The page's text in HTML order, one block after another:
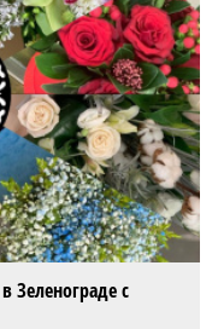
Зеленограде с